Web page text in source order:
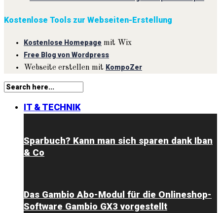
Kostenlose Tools zur Webseiten-Erstellung
Kostenlose Homepage mit Wix
Free Blog von Wordpress
Webseite erstellen mit KompoZer
IT & TECHNIK
Sparbuch? Kann man sich sparen dank Iban
& Co
Das Gambio Abo-Modul für die Onlineshop-
Software Gambio GX3 vorgestellt